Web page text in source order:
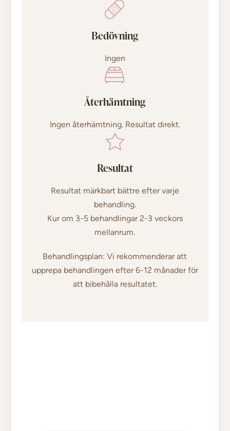
Bedövning
Ingen
Återhämtning
Ingen återhämtning. Resultat direkt.
Resultat
Resultat märkbart bättre efter varje
behandling.
Kur om 3-5 behandlingar 2-3 veckors
mellanrum.
Behandlingsplan: Vi rekommenderar att
upprepa behandlingen efter 6-12 månader för
att bibehålla resultatet.